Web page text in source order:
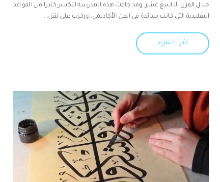
خلال القرن التاسع عشر. وقد جاءت هذه المدرسة لتكسر كثيرا من القواعد
التقليدية التي كانت سائدة في الفن الأكاديمي، وركزت على نقل...
اقرأ المزيد